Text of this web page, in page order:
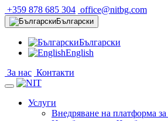
+359 878 685 304 office@nitbg.com
Български
Български
English
За нас Контакти
Услуги
Внедряване на платформа